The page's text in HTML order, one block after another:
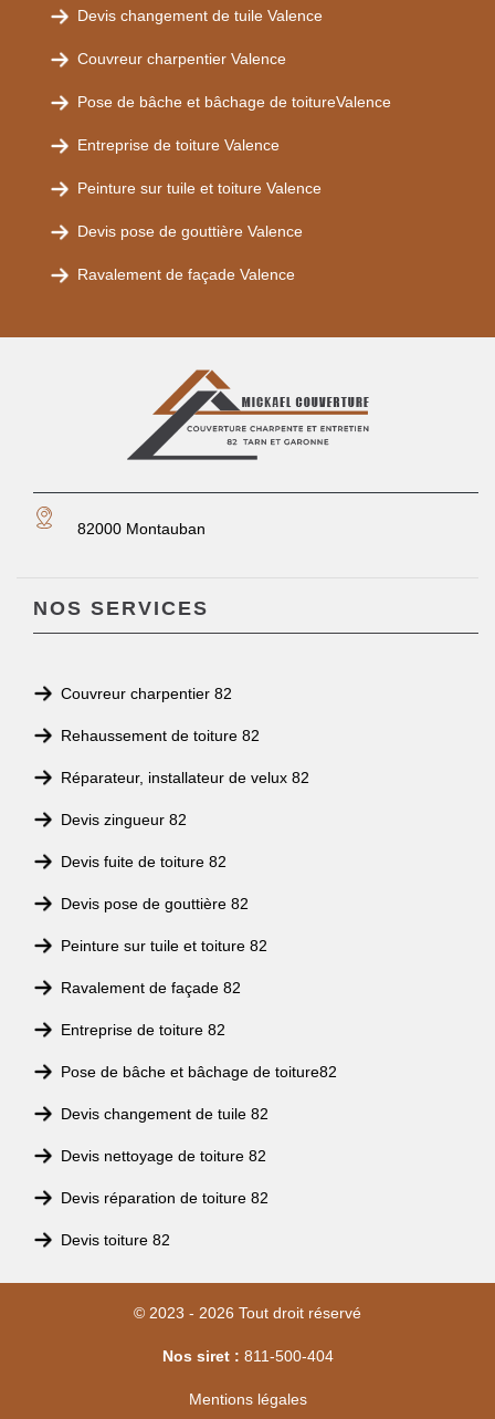
Devis changement de tuile Valence
Couvreur charpentier Valence
Pose de bâche et bâchage de toitureValence
Entreprise de toiture Valence
Peinture sur tuile et toiture Valence
Devis pose de gouttière Valence
Ravalement de façade Valence
82000 Montauban
NOS SERVICES
Couvreur charpentier 82
Rehaussement de toiture 82
Réparateur, installateur de velux 82
Devis zingueur 82
Devis fuite de toiture 82
Devis pose de gouttière 82
Peinture sur tuile et toiture 82
Ravalement de façade 82
Entreprise de toiture 82
Pose de bâche et bâchage de toiture82
Devis changement de tuile 82
Devis nettoyage de toiture 82
Devis réparation de toiture 82
Devis toiture 82
© 2023 - 2026 Tout droit réservé
Nos siret : 811-500-404
Mentions légales